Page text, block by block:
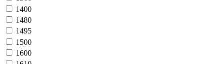
1400
1480
1495
1500
1600